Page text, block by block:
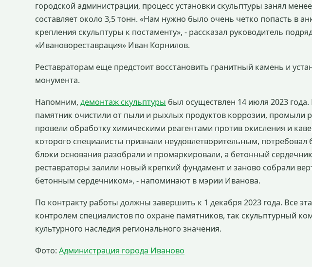
городской администрации, процесс установки скульптуры занял
составляет около 3,5 тонн. «Нам нужно было очень четко попасть в
крепления скульптуры к постаменту», - рассказал руководитель
«Ивановореставрация» Иван Корнилов.
Реставраторам еще предстоит восстановить гранитный камень и
монумента.
Напомним, демонтаж скульптуры был осуществлен 14 июля 2023
памятник очистили от пыли и рыхлых продуктов коррозии, промыли
провели обработку химическими реагентами против окисления и
которого специалисты признали неудовлетворительным,
блоки основания разобрали и промаркировали, а бетонный
реставраторы залили новый крепкий фундамент и заново собрали
бетонным сердечником», - напоминают в мэрии Иванова.
По контракту работы должны завершить к 1 декабря 2023 года. Все
контролем специалистов по охране памятников, так скульптурный
культурного наследия регионального значения.
Фото: Администрация города Иваново